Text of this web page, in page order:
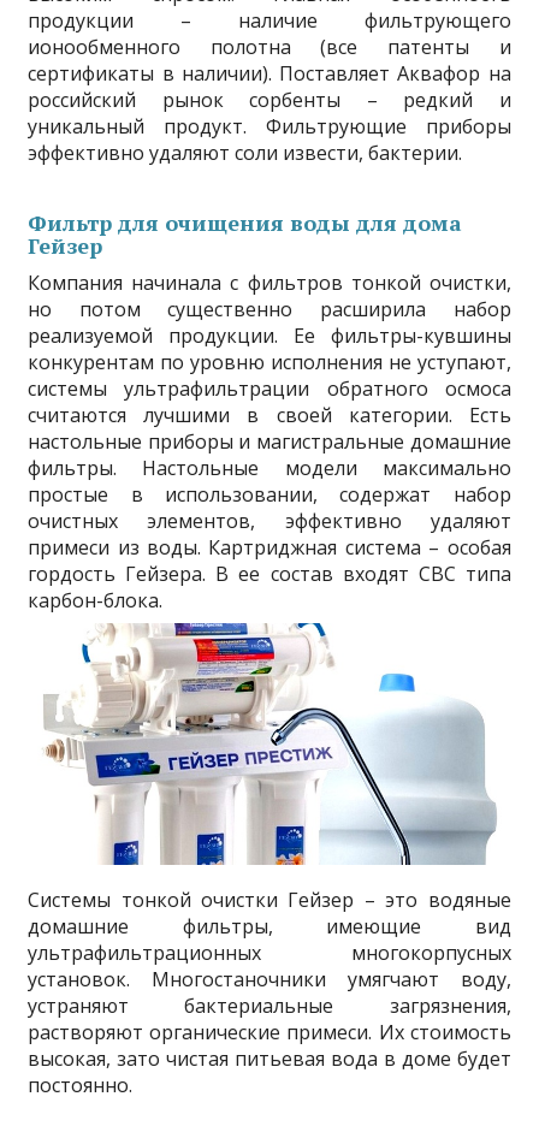
продукции – наличие фильтрующего
ионообменного полотна (все патенты и
сертификаты в наличии). Поставляет Аквафор на
российский рынок сорбенты – редкий и
уникальный продукт. Фильтрующие приборы
эффективно удаляют соли извести, бактерии.
Фильтр для очищения воды для дома
Гейзер
Компания начинала с фильтров тонкой очистки,
но потом существенно расширила набор
реализуемой продукции. Ее фильтры-кувшины
конкурентам по уровню исполнения не уступают,
системы ультрафильтрации обратного осмоса
считаются лучшими в своей категории. Есть
настольные приборы и магистральные домашние
фильтры. Настольные модели максимально
простые в использовании, содержат набор
очистных элементов, эффективно удаляют
примеси из воды. Картриджная система – особая
гордость Гейзера. В ее состав входят СВС типа
карбон-блока.
Системы тонкой очистки Гейзер – это водяные
домашние фильтры, имеющие вид
ультрафильтрационных многокорпусных
установок. Многостаночники умягчают воду,
устраняют бактериальные загрязнения,
растворяют органические примеси. Их стоимость
высокая, зато чистая питьевая вода в доме будет
постоянно.